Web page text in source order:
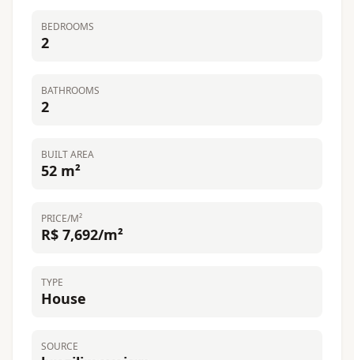
BEDROOMS
2
BATHROOMS
2
BUILT AREA
52 m²
PRICE/M²
R$ 7,692/m²
TYPE
House
SOURCE